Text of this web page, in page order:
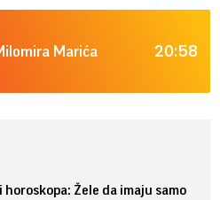
Marića 20:58
Žele da imaju samo